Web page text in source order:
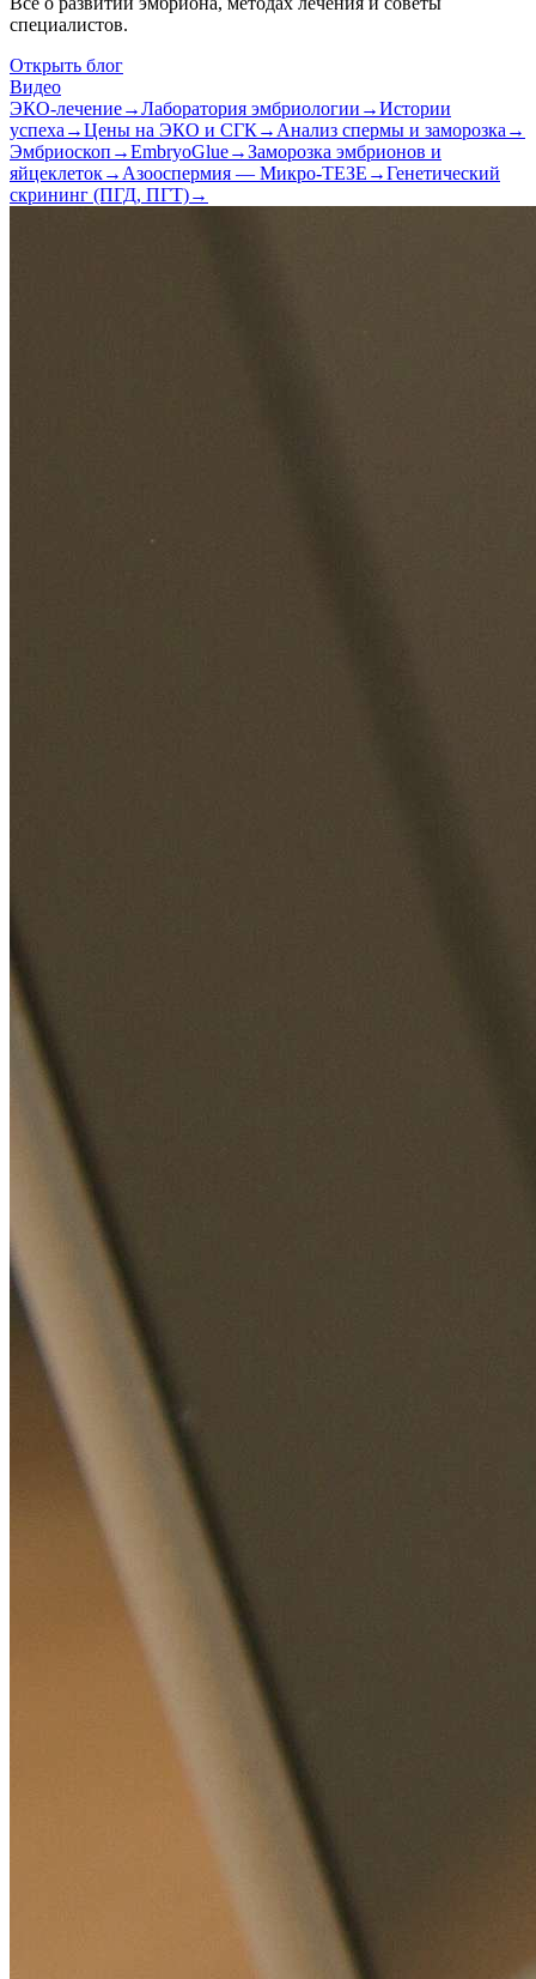
специалистов.
Открыть блог
Видео
ЭКО-лечение→Лаборатория эмбриологии →Истории
успеха →Цены на ЭКО и СГК→ Анализ спермы и заморозка →
Эмбриоскоп →EmbryoGlue→Заморозка эмбрионов и
яйцеклеток→ Азооспермия — Микро-ТЕЗЕ →Генетический
скрининг (ПГД, ПГТ)→